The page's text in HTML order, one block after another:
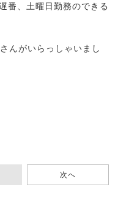
番、土曜日勤務のできる
んがいらっしゃいまし
次へ